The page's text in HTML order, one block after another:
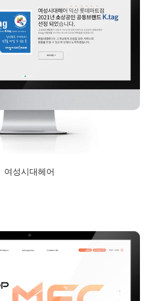
여성시대헤어